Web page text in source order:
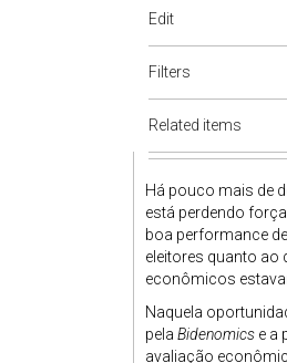
Edit
Filters
Related items
Há pouco mais de
está perdendo
boa performance
eleitores quanto ao
econômicos
Naquela
pela Bidenomics e a
avaliação